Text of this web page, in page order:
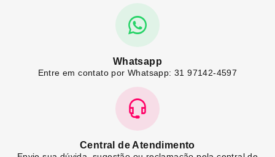
Whatsapp
Entre em contato por Whatsapp: 31 97142-4597
Central de Atendimento